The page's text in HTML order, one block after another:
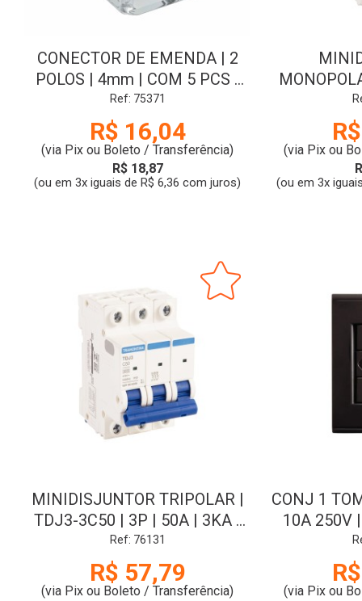
CONECTOR DE EMENDA | 2
POLOS | 4mm | COM 5 PCS |
WAGO
Ref: 75371
R$ 16,04
(via Pix ou Boleto / Transferência)
R$ 18,87
(ou em 3x iguais de R$ 6,36 com juros)
1P
(via Pix ou
(ou em 3x
MINIDISJUNTOR TRIPOLAR |
TDJ3-3C50 | 3P | 50A | 3KA |
TRAMONTINA
Ref: 76131
R$ 57,79
(via Pix ou Boleto / Transferência)
CONJ 1
10A 250V
(via Pix ou